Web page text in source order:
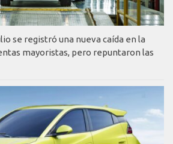
se registró una nueva caída en la
mayoristas, pero repuntaron las